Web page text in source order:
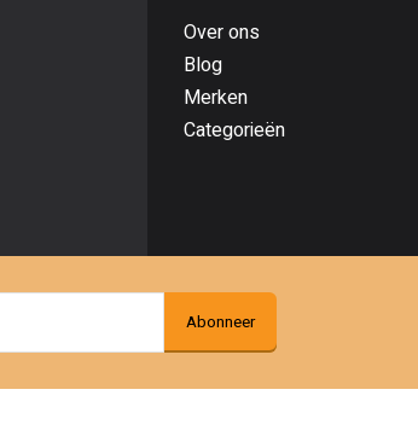
Over ons
Blog
Merken
Categorieën
Abonneer